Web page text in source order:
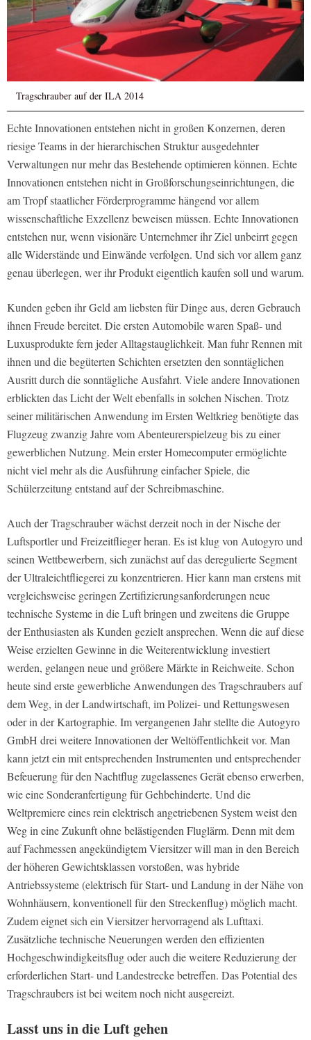
Tragschrauber auf der ILA 2014
Echte Innovationen entstehen nicht in großen Konzernen, deren
riesige Teams in der hierarchischen Struktur ausgedehnter
Verwaltungen nur mehr das Bestehende optimieren können. Echte
Innovationen entstehen nicht in Großforschungseinrichtungen, die
am Tropf staatlicher Förderprogramme hängend vor allem
wissenschaftliche Exzellenz beweisen müssen. Echte Innovationen
entstehen nur, wenn visionäre Unternehmer ihr Ziel unbeirrt gegen
alle Widerstände und Einwände verfolgen. Und sich vor allem ganz
genau überlegen, wer ihr Produkt eigentlich kaufen soll und warum.
Kunden geben ihr Geld am liebsten für Dinge aus, deren Gebrauch
ihnen Freude bereitet. Die ersten Automobile waren Spaß- und
Luxusprodukte fern jeder Alltagstauglichkeit. Man fuhr Rennen mit
ihnen und die begüterten Schichten ersetzten den sonntäglichen
Ausritt durch die sonntägliche Ausfahrt. Viele andere Innovationen
erblickten das Licht der Welt ebenfalls in solchen Nischen. Trotz
seiner militärischen Anwendung im Ersten Weltkrieg benötigte das
Flugzeug zwanzig Jahre vom Abenteurerspielzeug bis zu einer
gewerblichen Nutzung. Mein erster Homecomputer ermöglichte
nicht viel mehr als die Ausführung einfacher Spiele, die
Schülerzeitung entstand auf der Schreibmaschine.
Auch der Tragschrauber wächst derzeit noch in der Nische der
Luftsportler und Freizeitflieger heran. Es ist klug von Autogyro und
seinen Wettbewerbern, sich zunächst auf das deregulierte Segment
der Ultraleichtfliegerei zu konzentrieren. Hier kann man erstens mit
vergleichsweise geringen Zertifizierungsanforderungen neue
technische Systeme in die Luft bringen und zweitens die Gruppe
der Enthusiasten als Kunden gezielt ansprechen. Wenn die auf diese
Weise erzielten Gewinne in die Weiterentwicklung investiert
werden, gelangen neue und größere Märkte in Reichweite. Schon
heute sind erste gewerbliche Anwendungen des Tragschraubers auf
dem Weg, in der Landwirtschaft, im Polizei- und Rettungswesen
oder in der Kartographie. Im vergangenen Jahr stellte die Autogyro
GmbH drei weitere Innovationen der Weltöffentlichkeit vor. Man
kann jetzt ein mit entsprechenden Instrumenten und entsprechender
Befeuerung für den Nachtflug zugelassenes Gerät ebenso erwerben,
wie eine Sonderanfertigung für Gehbehinderte. Und die
Weltpremiere eines rein elektrisch angetriebenen System weist den
Weg in eine Zukunft ohne belästigenden Fluglärm. Denn mit dem
auf Fachmessen angekündigtem Viersitzer will man in den Bereich
der höheren Gewichtsklassen vorstoßen, was hybride
Antriebssysteme (elektrisch für Start- und Landung in der Nähe von
Wohnhäusern, konventionell für den Streckenflug) möglich macht.
Zudem eignet sich ein Viersitzer hervorragend als Lufttaxi.
Zusätzliche technische Neuerungen werden den effizienten
Hochgeschwindigkeitsflug oder auch die weitere Reduzierung der
erforderlichen Start- und Landestrecke betreffen. Das Potential des
Tragschraubers ist bei weitem noch nicht ausgereizt.
Lasst uns in die Luft gehen